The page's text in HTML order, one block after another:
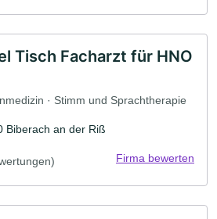
Tisch Facharzt für HNO
· Stimm und Sprachtherapie
Biberach an der Riß
Firma bewerten